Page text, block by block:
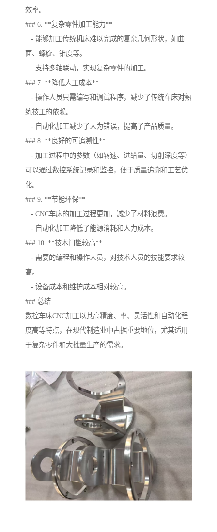
效率。
### 6. **复杂零件加工能力**
- 能够加工传统机床难以完成的复杂几何形状，如曲
面、螺旋、锥度等。
- 支持多轴联动，实现复杂零件的加工。
### 7. **降低人工成本**
- 操作人员只需编写和调试程序，减少了传统车床对熟
练技工的依赖。
- 自动化加工减少了人为错误，提高了产品质量。
### 8. **良好的可追溯性**
- 加工过程中的参数（如转速、进给量、切削深度等）
可以通过数控系统记录和监控，便于质量追溯和工艺优
化。
### 9. **节能环保**
- CNC车床的加工过程更加，减少了材料浪费。
- 自动化加工降低了能源消耗和人力成本。
### 10. **技术门槛较高**
- 需要的编程和操作人员，对技术人员的技能要求较
高。
- 设备成本和维护成本相对较高。
### 总结
数控车床CNC加工以其高精度、率、灵活性和自动化程
度高等特点，在现代制造业中占据重要地位，尤其适用
于复杂零件和大批量生产的需求。